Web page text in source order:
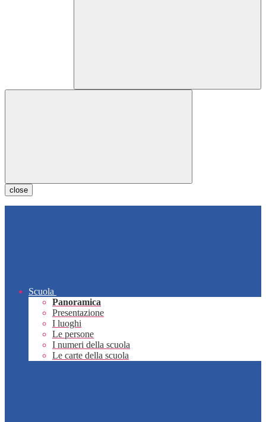
close
Scuola
Panoramica
Presentazione
I luoghi
Le persone
I numeri della scuola
Le carte della scuola